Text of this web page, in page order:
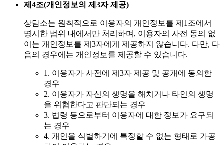
제4조(개인정보의 제3자 제공)
상담소는 원칙적으로 이용자의 개인정보를 제1조에서
명시한 범위 내에서만 처리하며, 이용자의 사전 동의 없
이는 개인정보를 제3자에게 제공하지 않습니다. 다만, 다
음의 경우에는 개인정보를 제공할 수 있습니다.
1. 이용자가 사전에 제3자 제공 및 공개에 동의한
경우
2. 이용자가 자신의 생명을 해치거나 타인의 생명
을 위협한다고 판단되는 경우
3. 법령 등으로부터 이용자에 대한 정보가 요구되
는 경우
4. 개인을 식별하기에 특정할 수 없는 형태로 가공